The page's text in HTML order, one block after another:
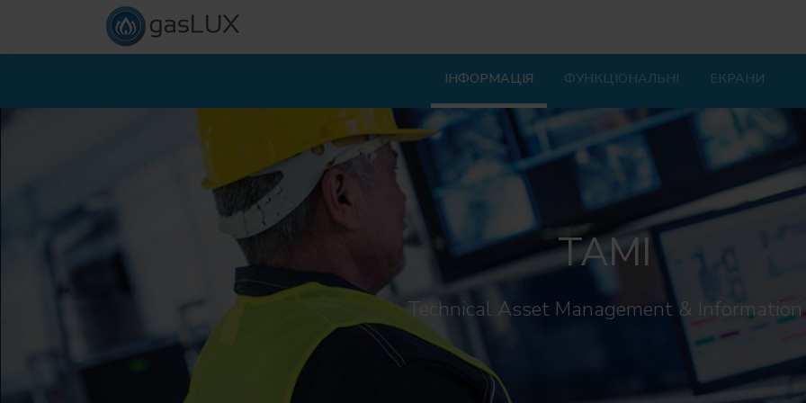
ІНФОРМАЦІЯ ФУНКЦІОНАЛЬНІ ЕКРАНИ
TAMI
Technical Asset Management & Information